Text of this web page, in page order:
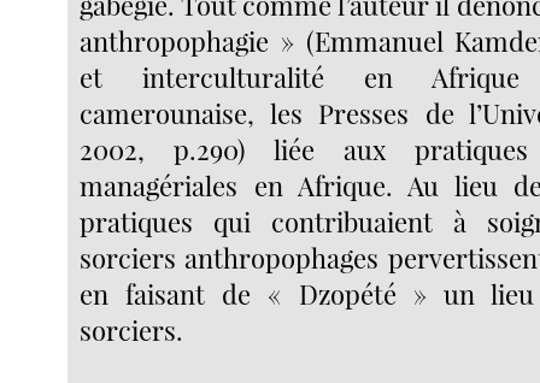
anthropophagie » (Emmanuel
et interculturalité en Afrique
camerounaise, les Presses de
2002, p.290) liée aux
managériales en Afrique. Au lieu
pratiques qui contribuaient à
sorciers anthropophages
en faisant de « Dzopété » un
sorciers.